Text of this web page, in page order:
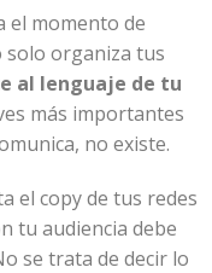
el momento de
solo organiza tus
al lenguaje de tu
más importantes
no existe.
el copy de tus redes
tu audiencia debe
se trata de decir lo